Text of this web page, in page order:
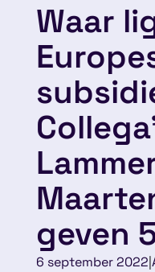
Waar
geven
6 september 2022